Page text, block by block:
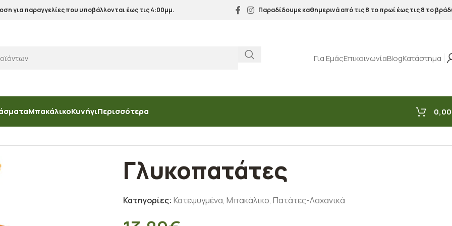
για παραγγελίες που υποβάλλονται έως τις 4:00μμ. Παραδίδουμε καθημερινά από τις 8 το πρωί έως τις 8 το
Για ΕμάςΕπικοινωνίαBlogΚατάστημα
ΜπακάλικοΚυνήγιΠερισσότερα 0,00
Γλυκοπατάτες
Κατηγορίες: Κατεψυγμένα, Μπακάλικο, Πατάτες-Λαχανικά